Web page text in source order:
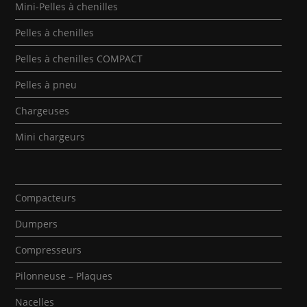
Mini-Pelles à chenilles
Pelles à chenilles
Pelles à chenilles COMPACT
Pelles à pneu
Chargeuses
Mini chargeurs
Compacteurs
Dumpers
Compresseurs
Pilonneuse – Plaques
Nacelles